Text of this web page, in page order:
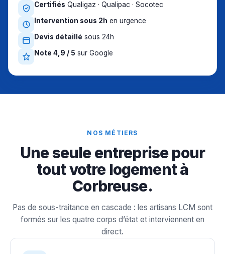
Certifiés Qualigaz · Qualipac · Socotec
Intervention sous 2h en urgence
Devis détaillé sous 24h
Note 4,9 / 5 sur Google
NOS MÉTIERS
Une seule entreprise pour
tout votre logement à
Corbreuse.
Pas de sous-traitance en cascade : les artisans LCM sont
formés sur les quatre corps d’état et interviennent en
direct.